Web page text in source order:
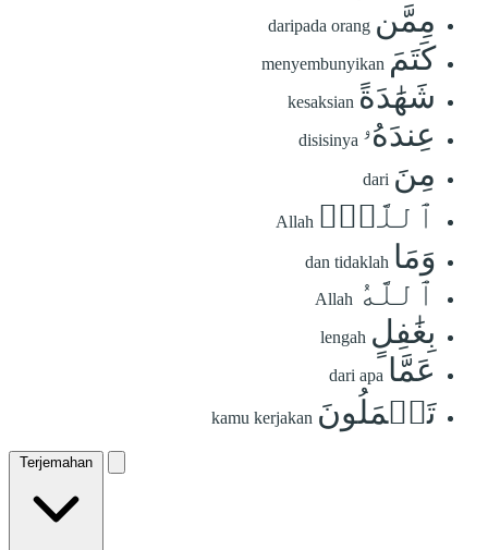
مِمَّن daripada orang
كَتَمَ menyembunyikan
شَهَٰدَةً kesaksian
عِندَهُۥ disisinya
مِنَ dari
ٱللَّهِۗ Allah
وَمَا dan tidaklah
ٱللَّهُ Allah
بِغَٰفِلٍ lengah
عَمَّا dari apa
تَعۡمَلُونَ kamu kerjakan
Terjemahan